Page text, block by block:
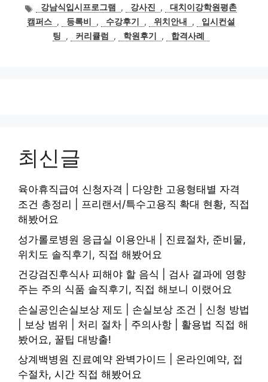
태
그
강남식입시프로그램 , 강사진 ,
대치이강학원평촌
캠퍼스 , 등록비 , 수강후기 , 위치안내 ,
입시컨설
팅
, 커리큘럼 , 학원후기 , 합격사례
최신글
육아휴직급여 신청자격 | 다양한 고용형태별 자격
조건 총정리 | 프리랜서/특수고용직 확대 현황, 직접
해봤어요
성가롤로병원 응급실 이용안내 | 진료절차, 준비물,
위치도 솔직후기, 직접 해봤어요
건강검진후식사 피해야 할 음식 | 검사 결과에 영향
주는 주의 식품 솔직후기, 직접 해보니 이랬어요
손실공인손실보상 제도 | 손실보상 조건 | 신청 방법
| 보상 범위 | 처리 절차 | 주의사항 | 활용법 직접 해
봤어요, 꿀팁 대방출!
상계백병원 진료예약 완벽가이드 | 온라인예약, 접
수절차, 시간 직접 해봤어요